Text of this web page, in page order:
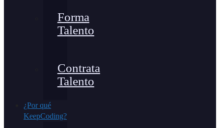
Forma
Talento
Contrata
Talento
¿Por qué
KeepCoding?